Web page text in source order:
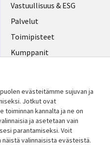
links
FINLAND
Vastuullisuus & ESG
Palvelut
Toimipisteet
Kumppanit
Lisätietoa
evästeitämme sujuvan ja
Jotkut ovat
kannalta ja ne on
​​ja asetetaan vain
parantamiseksi. Voit
valinnaisista evästeistä.